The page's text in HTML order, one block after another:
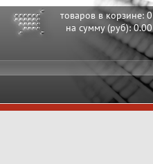
товаров в корзине:0
на сумму (руб):0.00